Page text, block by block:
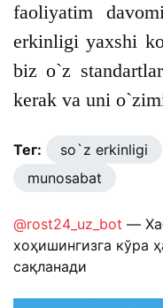
faoliyatim
erkinligi yaxshi
biz o`z
kerak va uni
Тег: so`z erkinligi
munosabat
@rost24_uz_bot —
хоҳишингизга кўра
сақланади